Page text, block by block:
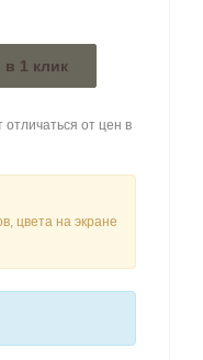
в 1 клик
от цен в
цвета на экране